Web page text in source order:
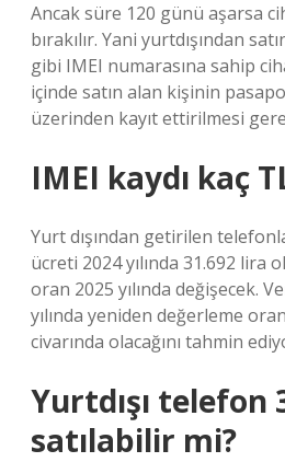
Ancak süre 120 günü aşarsa
bırakılır. Yani yurtdışından
gibi IMEI numarasına sahip
içinde satın alan kişinin
üzerinden kayıt ettirilmesi
IMEI kaydı kaç
Yurt dışından getirilen
ücreti 2024 yılında 31.692 lira
oran 2025 yılında değişecek.
yılında yeniden değerleme
civarında olacağını tahmin
Yurtdışı telefon
satılabilir mi?